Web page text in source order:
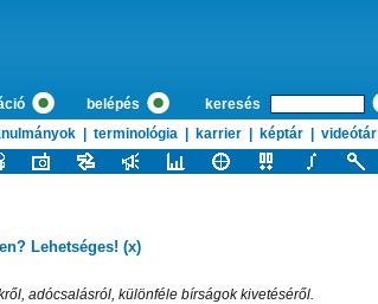
belépés keresés
terminológia karrier képtár videótár
Lehetséges! (x)
adócsalásról, különféle bírságok kivetéséről.